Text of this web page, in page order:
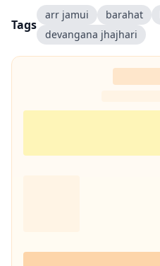
Tags
arr jamui barahat
devangana jhajhari